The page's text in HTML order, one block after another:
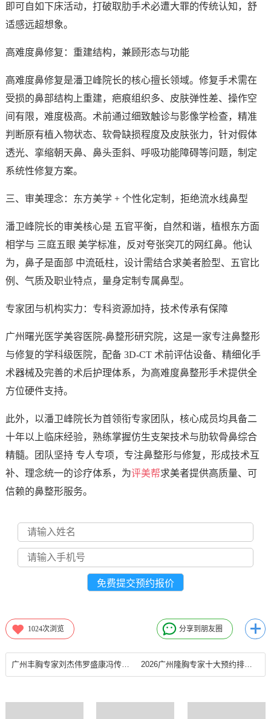
即可自如下床活动，打破取肋手术必遭大罪的传统认知，舒
适感远超想象。
高难度鼻修复：重建结构，兼顾形态与功能
高难度鼻修复是潘卫峰院长的核心擅长领域。修复手术需在
受损的鼻部结构上重建，疤痕组织多、皮肤弹性差、操作空
间有限，难度极高。术前通过细致触诊与影像学检查，精准
判断原有植入物状态、软骨缺损程度及皮肤张力，针对假体
透光、挛缩朝天鼻、鼻头歪斜、呼吸功能障碍等问题，制定
系统性修复方案。
三、审美理念：东方美学 + 个性化定制，拒绝流水线鼻型
潘卫峰院长的审美核心是 五官平衡，自然和谐，植根东方面
相学与 三庭五眼 美学标准，反对夸张突兀的网红鼻。他认
为，鼻子是面部 中流砥柱，设计需结合求美者脸型、五官比
例、气质及职业特点，量身定制专属鼻型。
专家团与机构实力：专科资源加持，技术传承有保障
广州曙光医学美容医院-鼻整形研究院，这是一家专注鼻整形
与修复的学科级医院，配备 3D-CT 术前评估设备、精细化手
术器械及完善的术后护理体系，为高难度鼻整形手术提供全
方位硬件支持。
此外，以潘卫峰院长为首领衔专家团队，核心成员均具备二
十年以上临床经验，熟练掌握仿生支架技术与肋软骨鼻综合
精髓。团队坚持 专人专项，专注鼻整形与修复，形成技术互
补、理念统一的诊疗体系，为评美帮求美者提供高质量、可
信赖的鼻整形服务。
1024次浏览 分享到朋友圈
广州丰胸专家刘杰伟罗盛康冯传波唐冰谁隆胸技术更好？ 2026广州隆胸专家十大预约排行榜都有谁？谁丰胸技术好？